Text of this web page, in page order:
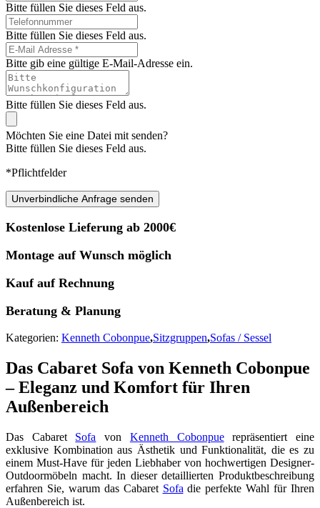
Bitte füllen Sie dieses Feld aus.
Bitte füllen Sie dieses Feld aus.
Bitte gib eine gültige E-Mail-Adresse ein.
Bitte füllen Sie dieses Feld aus.
Möchten Sie eine Datei mit senden?
Bitte füllen Sie dieses Feld aus.
*Pflichtfelder
Unverbindliche Anfrage senden
Kostenlose Lieferung ab 2000€
Montage auf Wunsch möglich
Kauf auf Rechnung
Beratung & Planung
Kategorien: Kenneth Cobonpue,Sitzgruppen,Sofas / Sessel
Das Cabaret Sofa von Kenneth Cobonpue
– Eleganz und Komfort für Ihren
Außenbereich
Das Cabaret Sofa von Kenneth Cobonpuerepräsentiert eine
exklusive Kombination aus Ästhetik und Funktionalität, die es zu
einem Must-Have für jeden Liebhaber von hochwertigen Designer-
Outdoormöbeln macht. In dieser detaillierten Produktbeschreibung
erfahren Sie, warum das Cabaret Sofa die perfekte Wahl für Ihren
Außenbereich ist.